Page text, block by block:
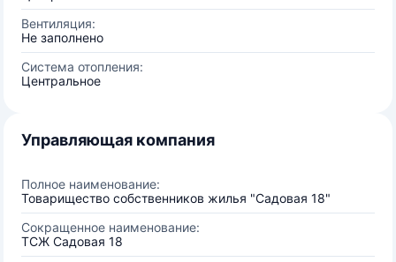
Вентиляция:
Не заполнено
Система отопления:
Центральное
Управляющая компания
Полное наименование:
Товарищество собственников жилья "Садовая 18"
Сокращенное наименование:
ТСЖ Садовая 18